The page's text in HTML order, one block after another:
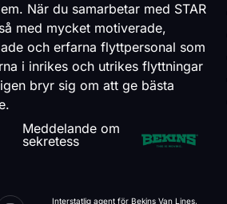
När du samarbetar med STAR
med mycket motiverade,
och erfarna flyttpersonal som
i inrikes och utrikes flyttningar
bryr sig om att ge bästa
Meddelande om
sekretess
Interstatlig agent för Bekins Van Lines,